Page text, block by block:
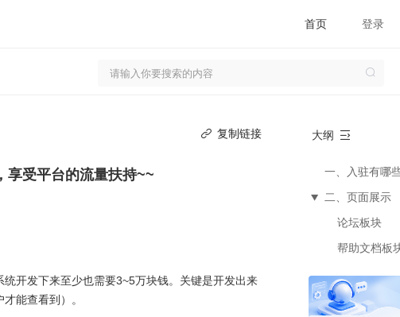
首页 登录
复制链接
享受平台的流量扶持~~
开发下来至少也需要3~5万块钱。关键是开发出来
能查看到）。
大纲
一、入驻有哪
▶
二、页面展示
论坛板块
帮助文档板
三、入驻产品
四、如何入驻